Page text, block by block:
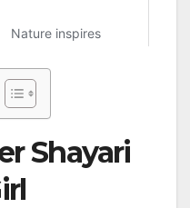
Shayari